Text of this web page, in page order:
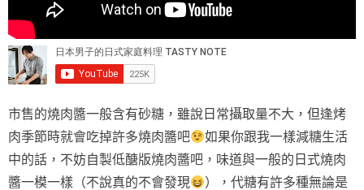
市售的燒肉醬一般含有砂糖，雖說日常攝取量不大，但逢烤
肉季節時就會吃掉許多燒肉醬吧
如果你跟我一樣減糖生活
中的話，不妨自製低醣版燒肉醬吧，味道與一般的日式燒肉
醬一模一樣（不說真的不會發現
），代糖有許多種無論是